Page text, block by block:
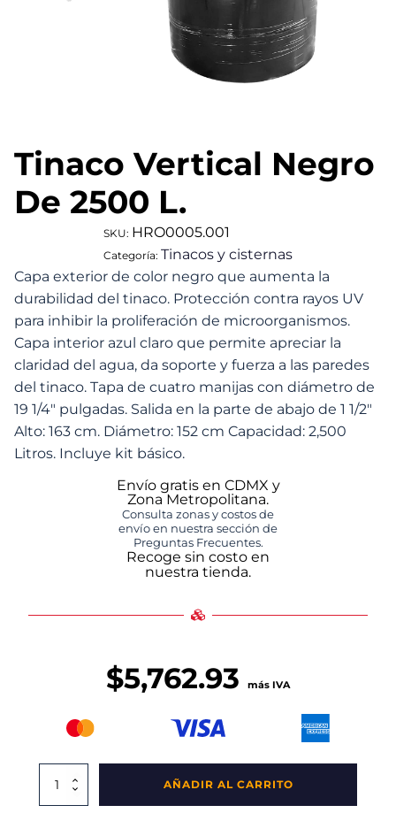
Tinaco Vertical Negro
De 2500 L.
SKU: HRO0005.001
Categoría: Tinacos y cisternas
Capa exterior de color negro que aumenta la
durabilidad del tinaco. Protección contra rayos UV
para inhibir la proliferación de microorganismos.
Capa interior azul claro que permite apreciar la
claridad del agua, da soporte y fuerza a las paredes
del tinaco. Tapa de cuatro manijas con diámetro de
19 1/4" pulgadas. Salida en la parte de abajo de 1 1/2"
Alto: 163 cm. Diámetro: 152 cm Capacidad: 2,500
Litros. Incluye kit básico.
Envío gratis en CDMX y
Zona Metropolitana.
Consulta zonas y costos de
envío en nuestra sección de
Preguntas Frecuentes.
Recoge sin costo en
nuestra tienda.
$5,762.93 más IVA
Tinaco
AÑADIR AL CARRITO